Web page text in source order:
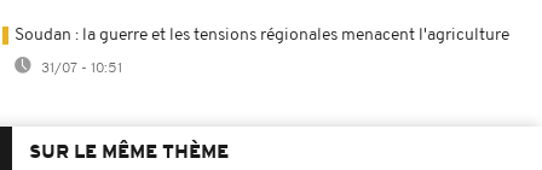
Soudan : la guerre et les tensions régionales menacent l'agriculture
31/07 - 10:51
SUR LE MÊME THÈME